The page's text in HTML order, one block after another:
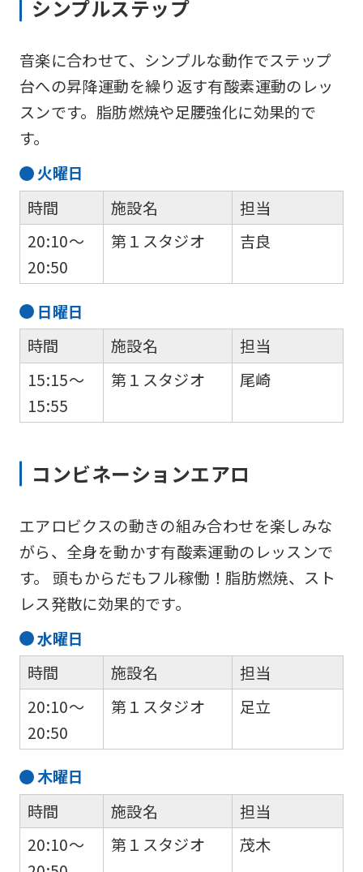
シンプルステップ
音楽に合わせて、シンプルな動作でステップ
台への昇降運動を繰り返す有酸素運動のレッ
スンです。脂肪燃焼や足腰強化に効果的で
す。
火曜日
時間
20:10～
20:50
施設名
第１スタジオ
担当
吉良
日曜日
時間
15:15～
15:55
施設名
第１スタジオ
担当
尾崎
コンビネーションエアロ
エアロビクスの動きの組み合わせを楽しみな
がら、全身を動かす有酸素運動のレッスンで
す。 頭もからだもフル稼働！脂肪燃焼、スト
レス発散に効果的です。
水曜日
時間
20:10～
20:50
施設名
第１スタジオ
担当
足立
木曜日
時間
20:10～
施設名
第１スタジオ
担当
茂木